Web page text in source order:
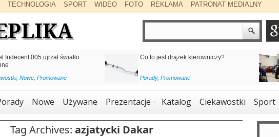
TECHNOLOGIA SPORT WIDEO FOTO REKLAMA PATRONAT MEDIALNY
serii 5 będzie w pełni elektryczne
, Technologia
Nowe Volvo EX90
Nowe,Promowane
Nowe Używane Prezentacje Katalog Ciekawostki Sport
Tag Archives: azjatycki Dakar